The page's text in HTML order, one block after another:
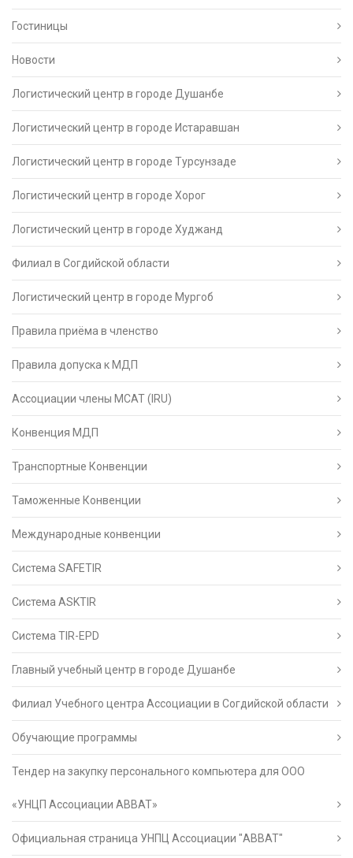
Гостиницы
Новости
Логистический центр в городе Душанбе
Логистический центр в городе Истаравшан
Логистический центр в городе Турсунзаде
Логистический центр в городе Хорог
Логистический центр в городе Худжанд
Филиал в Согдийской области
Логистический центр в городе Мургоб
Правила приёма в членство
Правила допуска к МДП
Ассоциации члены МСАТ (IRU)
Конвенция МДП
Транспортные Конвенции
Таможенные Конвенции
Международные конвенции
Система SAFETIR
Система ASKTIR
Система TIR-EPD
Главный учебный центр в городе Душанбе
Филиал Учебного центра Ассоциации в Согдийской области
Обучающие программы
Тендер на закупку персонального компьютера для ООО
«УНЦП Ассоциации АВВАТ»
Официальная страница УНПЦ Ассоциации "АВВАТ"